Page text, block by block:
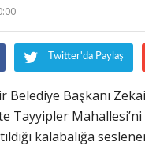
Twitter'da Paylaş
Belediye Başkanı
Tayyipler
kalabalığa